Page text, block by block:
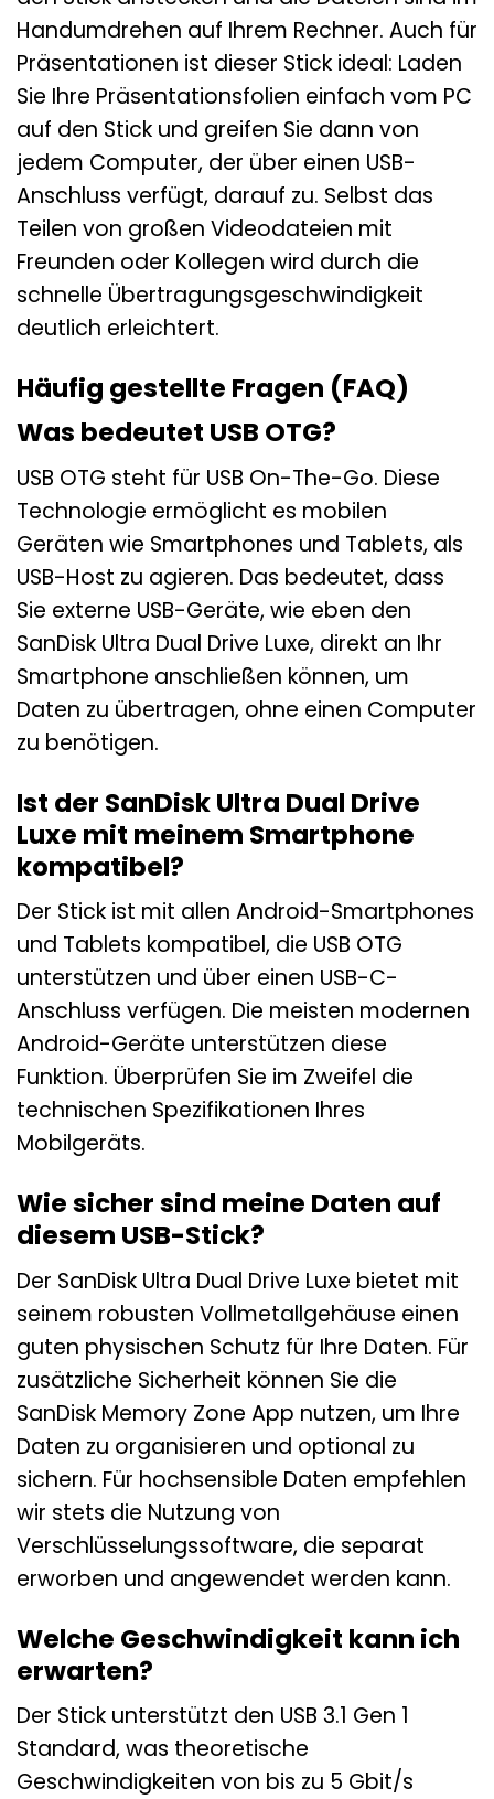
Handumdrehen auf Ihrem Rechner. Auch für
Präsentationen ist dieser Stick ideal: Laden
Sie Ihre Präsentationsfolien einfach vom PC
auf den Stick und greifen Sie dann von
jedem Computer, der über einen USB-
Anschluss verfügt, darauf zu. Selbst das
Teilen von großen Videodateien mit
Freunden oder Kollegen wird durch die
schnelle Übertragungsgeschwindigkeit
deutlich erleichtert.
Häufig gestellte Fragen (FAQ)
Was bedeutet USB OTG?
USB OTG steht für USB On-The-Go. Diese
Technologie ermöglicht es mobilen
Geräten wie Smartphones und Tablets, als
USB-Host zu agieren. Das bedeutet, dass
Sie externe USB-Geräte, wie eben den
SanDisk Ultra Dual Drive Luxe, direkt an Ihr
Smartphone anschließen können, um
Daten zu übertragen, ohne einen Computer
zu benötigen.
Ist der SanDisk Ultra Dual Drive
Luxe mit meinem Smartphone
kompatibel?
Der Stick ist mit allen Android-Smartphones
und Tablets kompatibel, die USB OTG
unterstützen und über einen USB-C-
Anschluss verfügen. Die meisten modernen
Android-Geräte unterstützen diese
Funktion. Überprüfen Sie im Zweifel die
technischen Spezifikationen Ihres
Mobilgeräts.
Wie sicher sind meine Daten auf
diesem USB-Stick?
Der SanDisk Ultra Dual Drive Luxe bietet mit
seinem robusten Vollmetallgehäuse einen
guten physischen Schutz für Ihre Daten. Für
zusätzliche Sicherheit können Sie die
SanDisk Memory Zone App nutzen, um Ihre
Daten zu organisieren und optional zu
sichern. Für hochsensible Daten empfehlen
wir stets die Nutzung von
Verschlüsselungssoftware, die separat
erworben und angewendet werden kann.
Welche Geschwindigkeit kann ich
erwarten?
Der Stick unterstützt den USB 3.1 Gen 1
Standard, was theoretische
Geschwindigkeiten von bis zu 5 Gbit/s